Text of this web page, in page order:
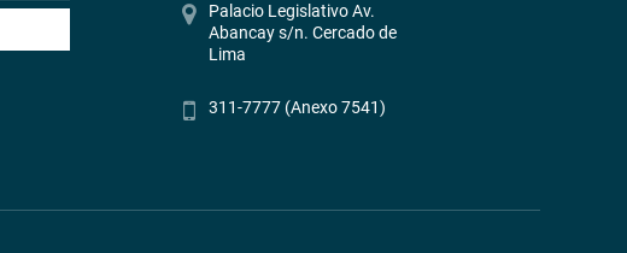
Palacio Legislativo Av.
Abancay s/n. Cercado de
Lima
311-7777 (Anexo 7541)